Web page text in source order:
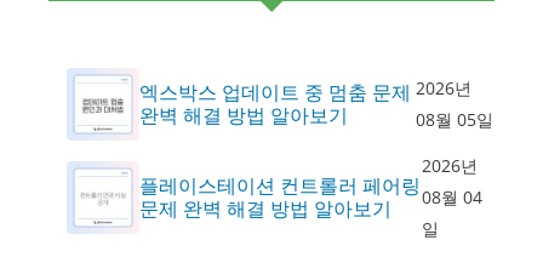
엑스박스 업데이트 중 멈춤 문제
완벽 해결 방법 알아보기
2026년
08월 05일
플레이스테이션 컨트롤러 페어링
문제 완벽 해결 방법 알아보기
2026년
08월 04
일